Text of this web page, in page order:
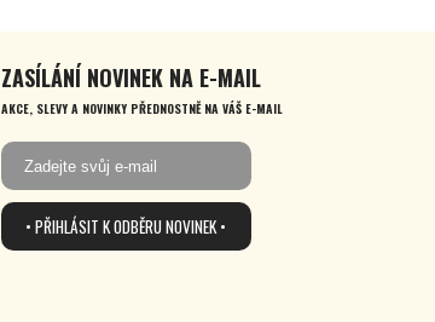
ZASÍLÁNÍ NOVINEK NA E-MAIL
AKCE, SLEVY A NOVINKY PŘEDNOSTNĚ NA VÁŠ E-MAIL
• PŘIHLÁSIT K ODBĚRU NOVINEK •